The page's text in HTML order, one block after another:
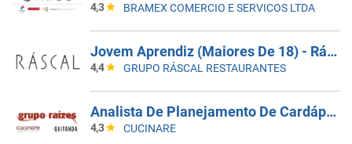
4,3 BRAMEX COMERCIO E SERVICOS LTDA
Jovem Aprendiz (Maiores De 18) - Ráscal Shop. Villa Lobos
4,4 GRUPO RÁSCAL RESTAURANTES
Analista De Planejamento De Cardápios Sr
4,3 CUCINARE